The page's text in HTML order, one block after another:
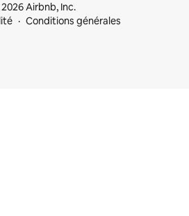
Airbnb, Inc.
Conditions générales